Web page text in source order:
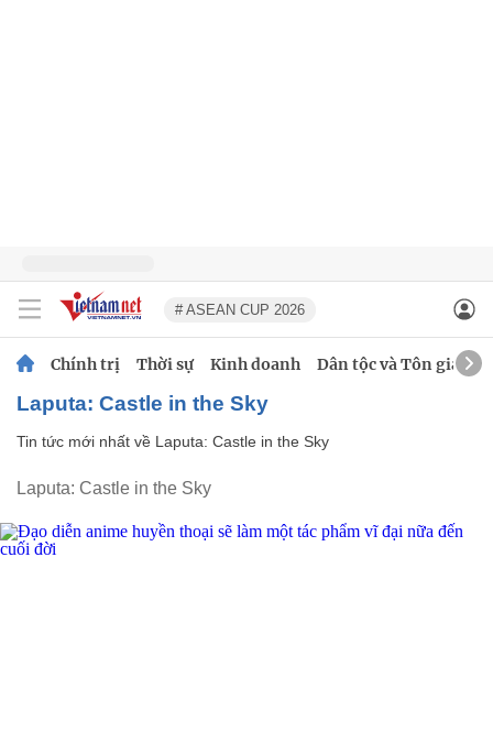
# ASEAN CUP 2026
Chính trị Thời sự Kinh doanh Dân tộc và Tôn giáo
Laputa: Castle in the Sky
Tin tức mới nhất về Laputa: Castle in the Sky
Laputa: Castle in the Sky